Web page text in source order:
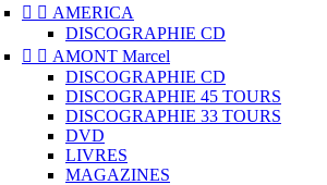
  AMERICA
DISCOGRAPHIE CD
  AMONT Marcel
DISCOGRAPHIE CD
DISCOGRAPHIE 45 TOURS
DISCOGRAPHIE 33 TOURS
DVD
LIVRES
MAGAZINES